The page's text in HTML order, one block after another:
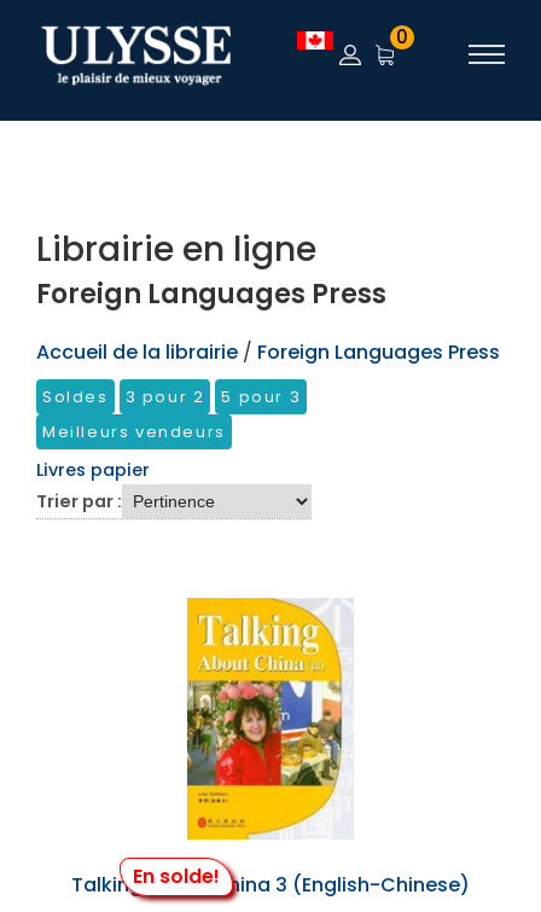
TEST 0
Librairie en ligne
Foreign Languages Press
Accueil de la librairie / Foreign Languages Press
Soldes 3 pour 2
5 pour 3
Meilleurs vendeurs
Livres papier
Trier par :
En solde!
Talking About China 3 (English-Chinese)